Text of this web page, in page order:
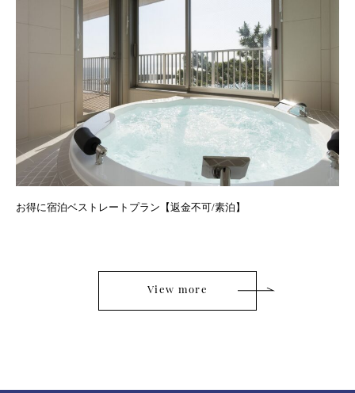
お得に宿泊ベストレートプラン【返金不可/素泊】
View more